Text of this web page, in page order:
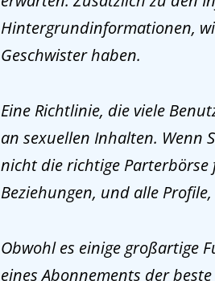
Hintergrundinformationen,
Geschwister haben.
Eine Richtlinie, die viele
an sexuellen Inhalten. Wenn
nicht die richtige Parterbörse
Beziehungen, und alle
Obwohl es einige großartige
eines Abonnements der